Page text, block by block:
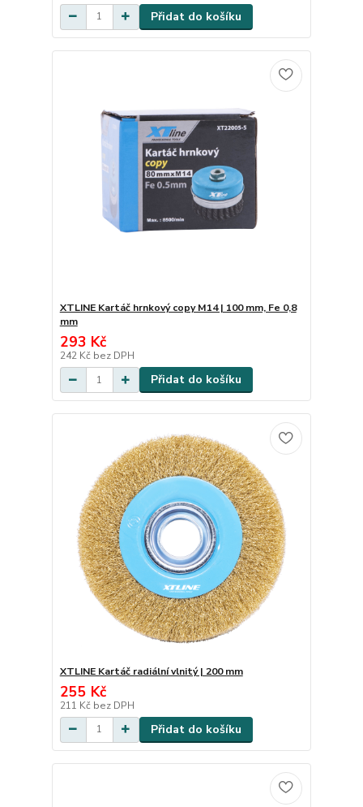
Přidat do košíku
XTLINE Kartáč hrnkový copy M14 | 100 mm, Fe 0,8
mm
293 Kč
242 Kč bez DPH
Přidat do košíku
XTLINE Kartáč radiální vlnitý | 200 mm
255 Kč
211 Kč bez DPH
Přidat do košíku